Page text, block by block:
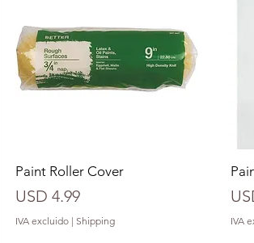
Paint Roller Cover
Precio
USD 4.99
IVA excluido | Shipping IVA